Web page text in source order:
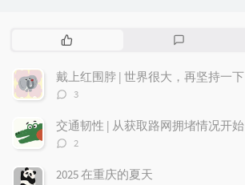
热
文
章
评
戴上红围脖 | 世界很大，再坚持一下
评
数：
3
交通韧性 | 从获取路网拥堵情况开始
评
数：
2
2025 在重庆的夏天